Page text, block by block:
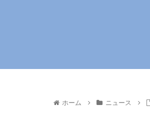
ホーム ニュース